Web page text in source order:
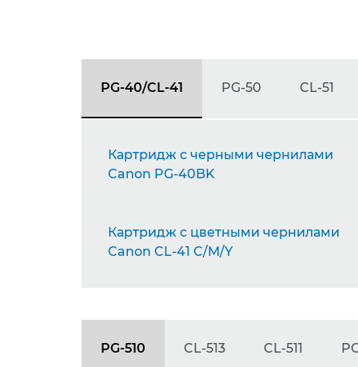
PG-40/CL-41
Картридж с черными чернилами
Canon PG-40BK
Картридж с цветными чернилами
Canon CL-41 C/M/Y
PG-50 CL-51
PG-510 CL-513 CL-511